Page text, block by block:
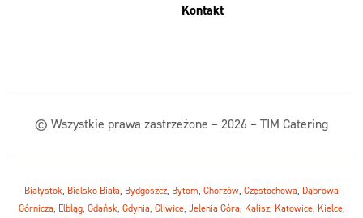
Kontakt
© Wszystkie prawa zastrzeżone – 2026 – TIM Catering
Białystok, Bielsko Biała, Bydgoszcz, Bytom, Chorzów, Częstochowa, Dąbrowa
Górnicza, Elbląg, Gdańsk, Gdynia, Gliwice, Jelenia Góra, Kalisz, Katowice, Kielce,